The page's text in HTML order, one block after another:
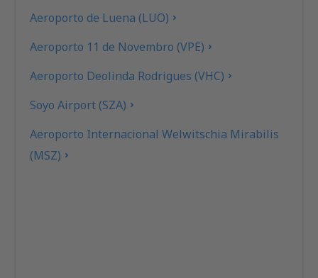
Aeroporto de Luena (LUO)
Aeroporto 11 de Novembro (VPE)
Aeroporto Deolinda Rodrigues (VHC)
Soyo Airport (SZA)
Aeroporto Internacional Welwitschia Mirabilis
(MSZ)